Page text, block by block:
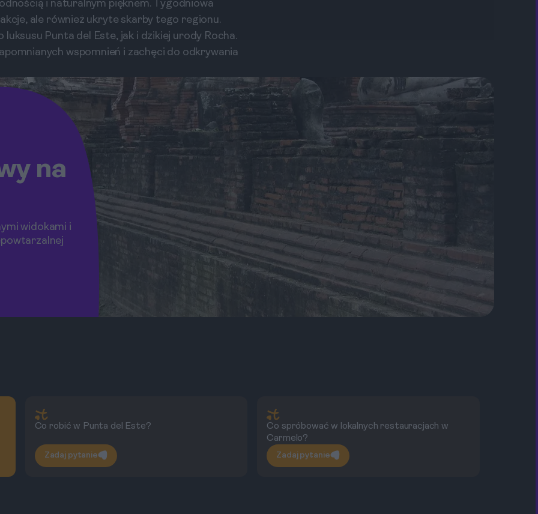
i naturalnym pięknem. Tygodniowa
ale również ukryte skarby tego regionu.
Punta del Este, jak i dzikiej urody Rocha.
wspomnień i zachęci do odkrywania
na
widokami i
Co robić w Punta del Este?
Zadaj pytanie
Co spróbować w lokalnych restauracjach w
Carmelo?
Zadaj pytanie